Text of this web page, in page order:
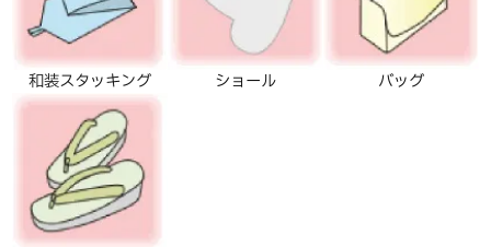
和装スタッキング ショール バッグ